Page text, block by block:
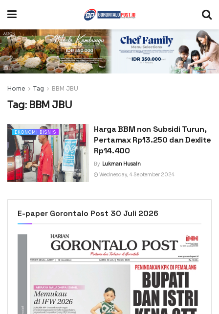
Home Tag BBM JBU
Tag: BBM JBU
EKONOMI BISNIS
Harga BBM non Subsidi Turun,
Pertamax Rp13.250 dan Dexlite
Rp14.400
By Lukman Husain
Wednesday, 4 September 2024
E-paper Gorontalo Post 30 Juli 2026